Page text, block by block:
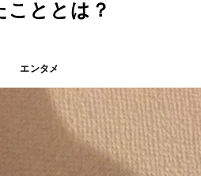
こととは？
エンタメ